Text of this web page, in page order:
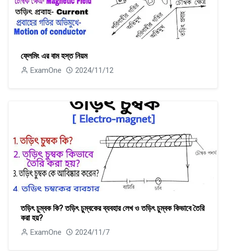
ফ্লেমিং এর বাম হস্ত নিয়ম
ExamOne 2024/11/12
তড়িৎ চুম্বক কি? তড়িৎ চুম্বকের ব্যবহার লেখ ও তড়িৎ চুম্বক কিভাবে তৈরি
করা হয়?
ExamOne 2024/11/7